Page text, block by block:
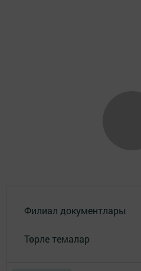
Филиал документлары
Төрле темалар